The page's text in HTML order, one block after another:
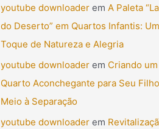
youtube downloader em A Paleta
do Deserto” em Quartos Infantis: Um
Toque de Natureza e Alegria
youtube downloader em Criando um
Quarto Aconchegante para Seu
Meio à Separação
youtube downloader em